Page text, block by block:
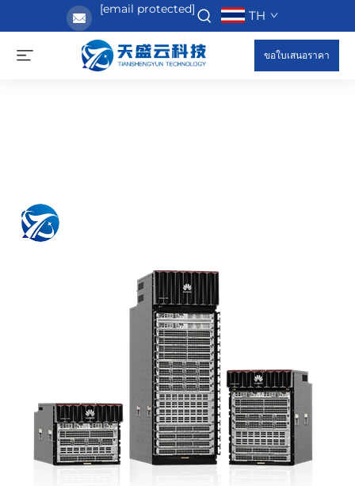
[email protected] TH
ขอใบเสนอราคา